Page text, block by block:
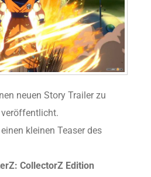
neuen Story Trailer zu
veröffentlicht.
kleinen Teaser des
CollectorZ Edition